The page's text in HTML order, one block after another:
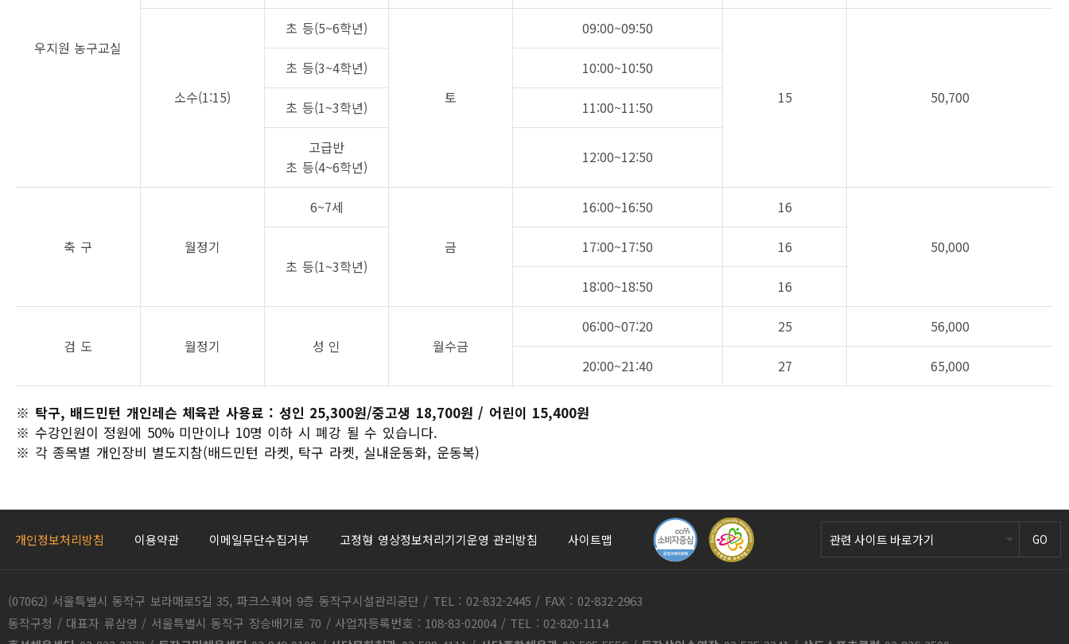
우지원 농구교실
소수(1:15)
초 등(5~6학년)
토
09:00~09:50
15 50,700
초 등(3~4학년) 10:00~10:50
초 등(1~3학년) 11:00~11:50
고급반
초 등(4~6학년)
12:00~12:50
축 구 월정기
6~7세
금
16:00~16:50 16
50,000
초 등(1~3학년)
17:00~17:50 16
18:00~18:50 16
검 도 월정기 성 인 월수금
06:00~07:20 25 56,000
20:00~21:40 27 65,000
※ 탁구, 배드민턴 개인레슨 체육관 사용료 : 성인 25,300원/중고생 18,700원 / 어린이 15,400원
※ 수강인원이 정원에 50% 미만이나 10명 이하 시 폐강 될 수 있습니다.
※ 각 종목별 개인장비 별도지참(배드민턴 라켓, 탁구 라켓, 실내운동화, 운동복)
개인정보처리방침 이용약관 이메일무단수집거부 고정형 영상정보처리기기운영 관리방침 사이트맵 GO
(07062) 서울특별시 동작구 보라매로5길 35, 파크스퀘어 9층 동작구시설관리공단 / TEL : 02-832-2445 / FAX : 02-832-2963
동작구청 / 대표자 류삼영 / 서울특별시 동작구 장승배기로 70 / 사업자등록번호 : 108-83-02004 / TEL : 02-820-1114